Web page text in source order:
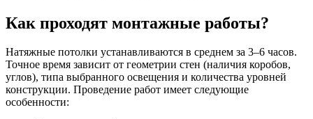
Как проходят монтажные работы?
Натяжные потолки устанавливаются в среднем за 3–6 часов.
Точное время зависит от геометрии стен (наличия коробов,
углов), типа выбранного освещения и количества уровней
конструкции. Проведение работ имеет следующие
особенности: